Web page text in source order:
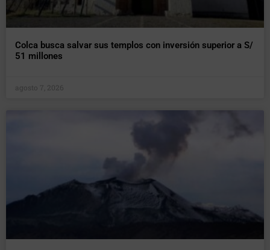
Colca busca salvar sus templos con inversión superior a S/
51 millones
agosto 7, 2026